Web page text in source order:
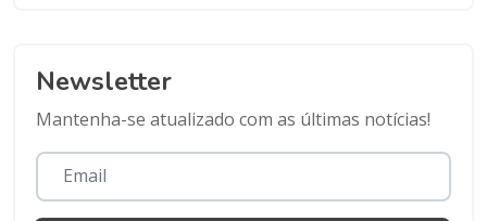
Newsletter
Mantenha-se atualizado com as últimas notícias!